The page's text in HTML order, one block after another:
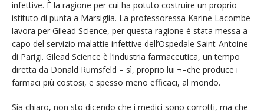
infettive. È la ragione per cui ha potuto costruire un proprio
istituto di punta a Marsiglia. La professoressa Karine Lacombe
lavora per Gilead Science, per questa ragione è stata messa a
capo del servizio malattie infettive dell’Ospedale Saint-Antoine
di Parigi. Gilead Science è l’industria farmaceutica, un tempo
diretta da Donald Rumsfeld – sì, proprio lui ¬–che produce i
farmaci più costosi, e spesso meno efficaci, al mondo.
Sia chiaro, non sto dicendo che i medici sono corrotti, ma che